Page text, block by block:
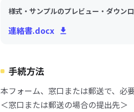
様式・サンプルのプレビュー・ダウン
連絡書.docx
手続方法
本フォーム、窓口または郵送で、必
＜窓口または郵送の場合の提出先＞